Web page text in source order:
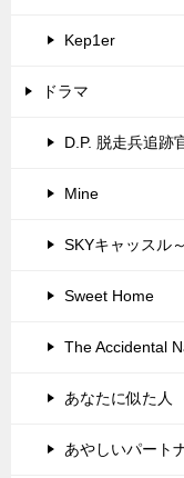
Kep1er
ドラマ
D.P. 脱走兵追跡
Mine
SKYキャッスル
Sweet Home
The Accidental
あなたに似た人
あやしいパート